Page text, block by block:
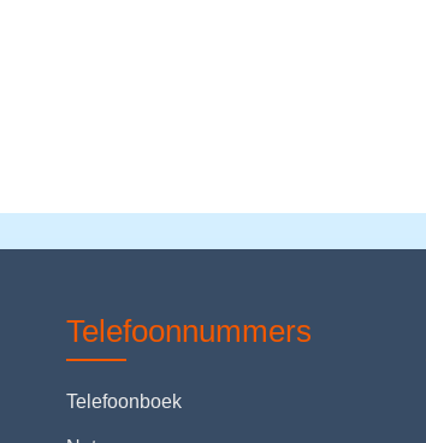
Telefoonnummers
Telefoonboek